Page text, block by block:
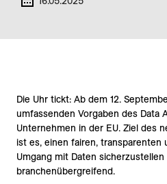
Die Uhr tickt: Ab dem 12.
umfassenden Vorgaben des Data
Unternehmen in der EU. Ziel des
ist es, einen fairen, transparenten
Umgang mit Daten
branchenübergreifend.